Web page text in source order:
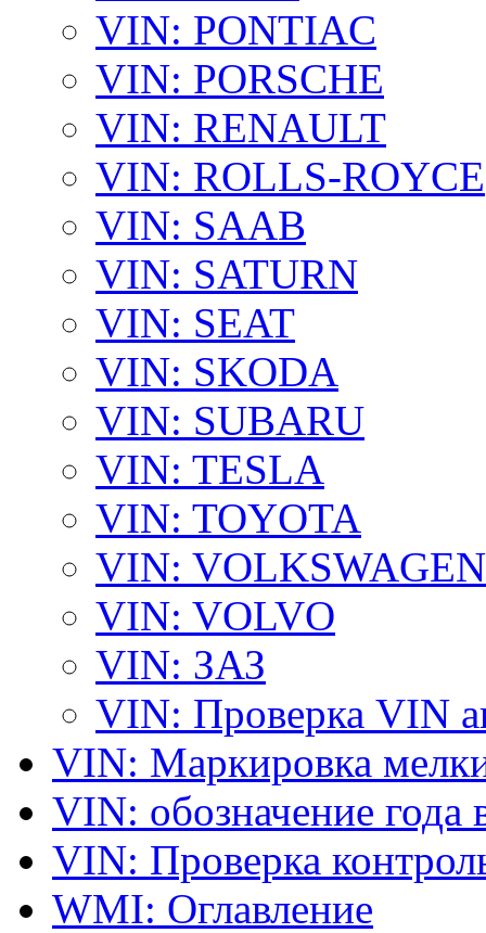
VIN: PONTIAC
VIN: PORSCHE
VIN: RENAULT
VIN: ROLLS-ROYCE
VIN: SAAB
VIN: SATURN
VIN: SEAT
VIN: SKODA
VIN: SUBARU
VIN: TESLA
VIN: TOYOTA
VIN: VOLKSWAGEN
VIN: VOLVO
VIN: ЗАЗ
VIN: Проверка VIN
VIN: Маркировка
VIN: обозначение года
VIN: Проверка
WMI: Оглавление